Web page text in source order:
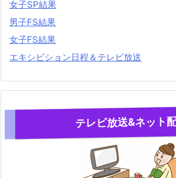
女子SP結果
男子FS結果
女子FS結果
エキシビション日程＆テレビ放送
テレビ放送&ネット